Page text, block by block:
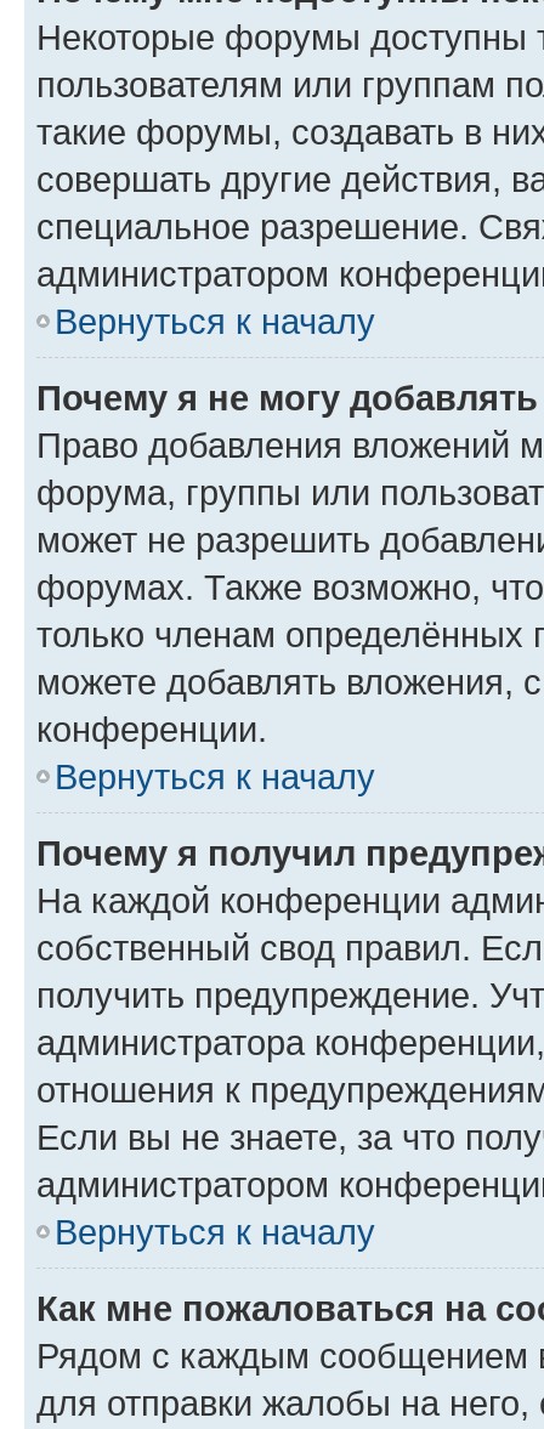
Некоторые форумы доступны
пользователям или группам
такие форумы, создавать в
совершать другие действия,
специальное разрешение.
администратором
Вернуться к началу
Почему я не могу
Право добавления вложений
форума, группы или
может не разрешить
форумах. Также возможно,
только членам определённых
можете добавлять вложения,
конференции.
Вернуться к началу
Почему я получил
На каждой конференции
собственный свод правил.
получить предупреждение.
администратора
отношения к
Если вы не знаете, за что
администратором
Вернуться к началу
Как мне пожаловаться на
Рядом с каждым сообщением
для отправки жалобы на